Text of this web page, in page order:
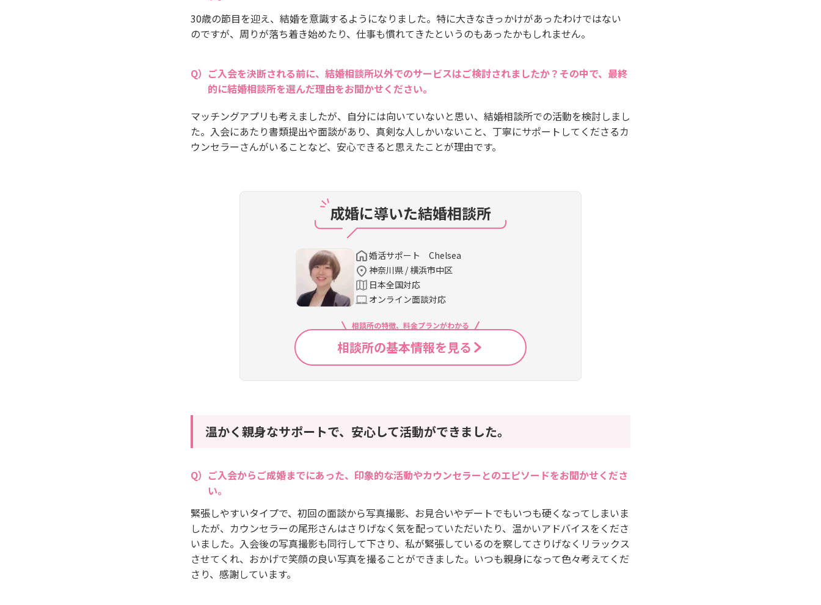
30歳の節目を迎え、結婚を意識するようになりました。特に大きなきっかけがあったわけではない
のですが、周りが落ち着き始めたり、仕事も慣れてきたというのもあったかもしれません。
ご入会を決断される前に、結婚相談所以外でのサービスはご検討されましたか？その中で、最終
的に結婚相談所を選んだ理由をお聞かせください。
マッチングアプリも考えましたが、自分には向いていないと思い、結婚相談所での活動を検討しまし
た。入会にあたり書類提出や面談があり、真剣な人しかいないこと、丁寧にサポートしてくださるカ
ウンセラーさんがいることなど、安心できると思えたことが理由です。
成婚に導いた結婚相談所
婚活サポート Chelsea
神奈川県 / 横浜市中区
日本全国対応
オンライン面談対応
相談所の特徴、料金プランがわかる
相談所の基本情報を見る
温かく親身なサポートで、安心して活動ができました。
ご入会からご成婚までにあった、印象的な活動やカウンセラーとのエピソードをお聞かせくださ
い。
緊張しやすいタイプで、初回の面談から写真撮影、お見合いやデートでもいつも硬くなってしまいま
したが、カウンセラーの尾形さんはさりげなく気を配っていただいたり、温かいアドバイスをくださ
いました。入会後の写真撮影も同行して下さり、私が緊張しているのを察してさりげなくリラックス
させてくれ、おかげで笑顔の良い写真を撮ることができました。いつも親身になって色々考えてくだ
さり、感謝しています。